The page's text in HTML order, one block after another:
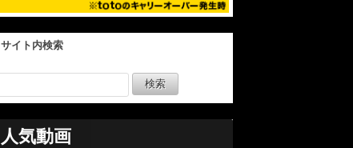
サイト内検索
人気動画